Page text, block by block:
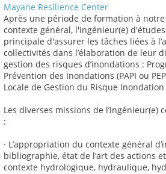
Mayane Resilience Center
Après une période de formation à
contexte général, l'ingénieur(e)
principale d'assurer les tâches liées à
collectivités dans l’élaboration de leur
gestion des risques d’inondations :
Prévention des Inondations (PAPI ou
Locale de Gestion du Risque Inondation
Les diverses missions de l’ingénieur(e)
:
· L’appropriation du contexte général
bibliographie, état de l’art des actions
contexte hydrologique, hydraulique,